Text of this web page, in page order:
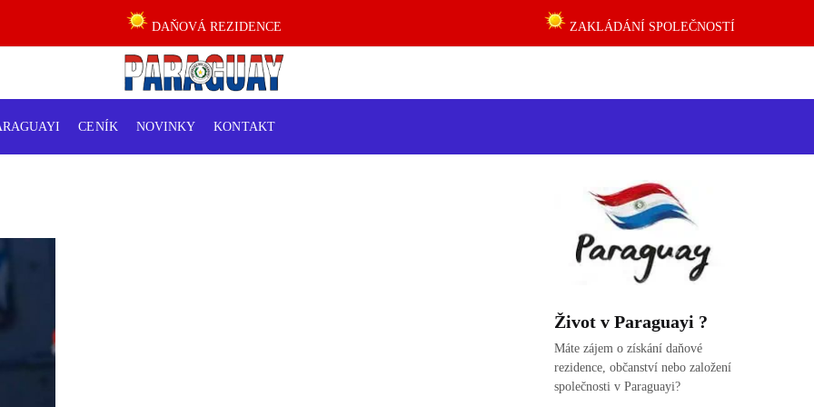
DAŇOVÁ REZIDENCE ZAKLÁDÁNÍ SPOLEČNOSTÍ
CENÍK NOVINKY KONTAKT
Život v Paraguayi ?
Máte zájem o získání daňové
rezidence, občanství nebo založení
společnosti v Paraguayi?